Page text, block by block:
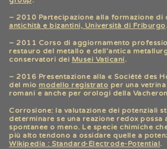
– 2010 Partecipazione alla formazione di
antichità e bizantini, Università di Friburgo.
– 2011 Corso di aggiornamento
restauro del metallo e dell’antica
conservatori dei Musei Vaticani.
– 2016 Presentazione alla « Société des
del mio modello registrato per una
romani e anche per orologi della
Corrosione: la valutazione dei potenziali
determinare se una reazione redox possa
spontanee o meno. Le specie chimiche
più alto tendono a ossidare quelle a
Wikipedia : Standard-Electrode-Potential.